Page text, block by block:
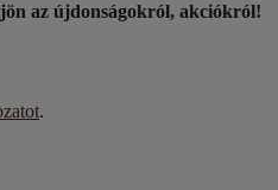
az újdonságokról, akciókról!
.